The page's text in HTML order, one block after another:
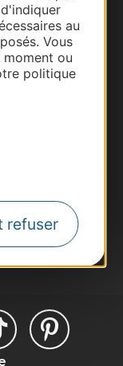
au
Vous
ou
politique
refuser
des
de sorties.